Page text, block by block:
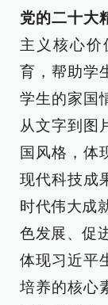
党的二十大
主义核心
育，帮助学
学生的家国
从文字到图
国风格，体
现代科技成
时代伟大成
色发展、促
体现习近平
培养的核心